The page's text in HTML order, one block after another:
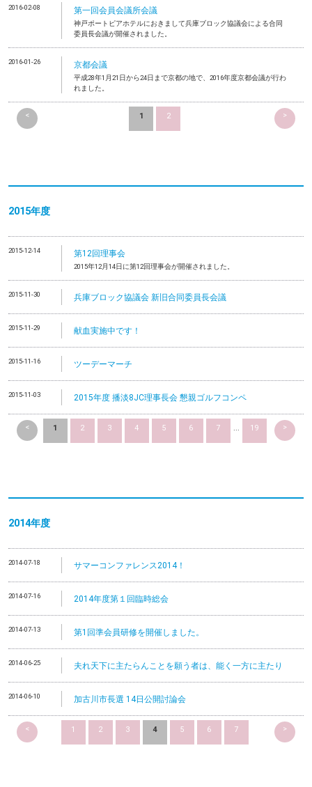
2016-02-08 第一回会員会議所会議
神戸ポートピアホテルにおきまして兵庫ブロック協議会による合同
委員長会議が開催されました。
2016-01-26 京都会議
平成28年1月21日から24日まで京都の地で、2016年度京都会議が行わ
れました。
< 1 2 >
2015年度
2015-12-14 第12回理事会
2015年12月14日に第12回理事会が開催されました。
2015-11-30 兵庫ブロック協議会 新旧合同委員長会議
2015-11-29 献血実施中です！
2015-11-16 ツーデーマーチ
2015-11-03 2015年度 播淡8JC理事長会 懇親ゴルフコンペ
< 1 2 3 4 5 6 7 ... 19 >
2014年度
2014-07-18 サマーコンファレンス2014！
2014-07-16 2014年度第１回臨時総会
2014-07-13 第1回準会員研修を開催しました。
2014-06-25 夫れ天下に主たらんことを願う者は、能く一方に主たり
2014-06-10 加古川市長選 14日公開討論会
< 1 2 3 4 5 6 7 >